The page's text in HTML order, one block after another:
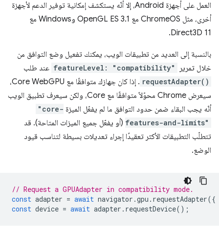
العمل على أجهزة Android، إلا أنّه يستكشف إمكانية توفير الدعم لأجهزة
أخرى، مثل ChromeOS مع OpenGL ES 3.1 وWindows مع
Direct3D 11.
بالنسبة إلى العديد من تطبيقات الويب، يمكنك تفعيل وضع التوافق من
خلال تمرير
featureLevel: "compatibility" عند طلب
requestAdapter()
. إذا كان جهازك متوافقًا مع Core WebGPU،
سيعرض Chrome محوّلاً متوافقًا مع Core، ولكن سيعرف تطبيق الويب
أنّه يجب البقاء ضمن حدود التوافق ما لم يفعّل الميزة "core-
features-and-limits" (أو يفعّل جميع الميزات المتاحة). قد
تتطلّب التطبيقات الأكثر تعقيدًا إجراء تعديلات بسيطة لتناسب قيود
الوضع.
// Request a GPUAdapter in compatibility mode.
const adapter = await navigator .gpu . requestAdapter({
const device = await adapter . requestDevice();